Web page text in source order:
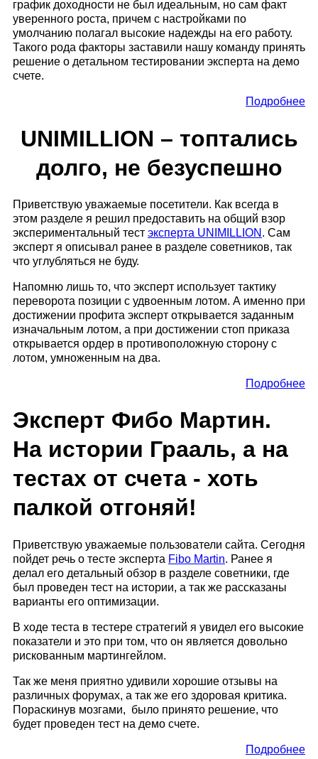
график доходности не был идеальным, но сам факт
уверенного роста, причем с настройками по
умолчанию полагал высокие надежды на его работу.
Такого рода факторы заставили нашу команду принять
решение о детальном тестировании эксперта на демо
счете.
Подробнее
UNIMILLION – топтались
долго, не безуспешно
Приветствую уважаемые посетители. Как всегда в
этом разделе я решил предоставить на общий взор
экспериментальный тест эксперта UNIMILLION . Сам
эксперт я описывал ранее в разделе советников, так
что углубляться не буду.
Напомню лишь то, что эксперт использует тактику
переворота позиции с удвоенным лотом. А именно при
достижении профита эксперт открывается заданным
изначальным лотом, а при достижении стоп приказа
открывается ордер в противоположную сторону с
лотом, умноженным на два.
Подробнее
Эксперт Фибо Мартин.
На истории Грааль, а на
тестах от счета - хоть
палкой отгоняй!
Приветствую уважаемые пользователи сайта. Сегодня
пойдет речь о тесте эксперта Fibo Martin. Ранее я
делал его детальный обзор в разделе советники, где
был проведен тест на истории, а так же рассказаны
варианты его оптимизации.
В ходе теста в тестере стратегий я увидел его высокие
показатели и это при том, что он является довольно
рискованным мартингейлом.
Так же меня приятно удивили хорошие отзывы на
различных форумах, а так же его здоровая критика.
Пораскинув мозгами, было принято решение, что
будет проведен тест на демо счете.
Подробнее